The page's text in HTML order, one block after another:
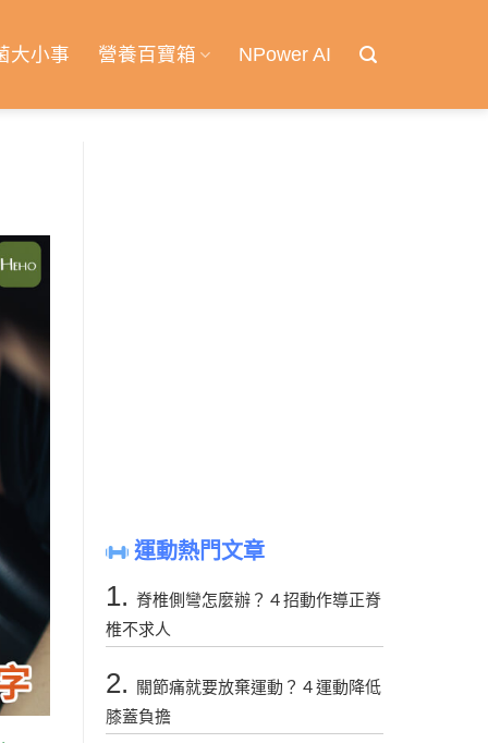
大小事 營養百寶箱 NPower AI
運動熱門文章
1. 脊椎側彎怎麼辦？４招動作導正脊
椎不求人
2.
關節痛就要放棄運動？４運動降低
膝蓋負擔